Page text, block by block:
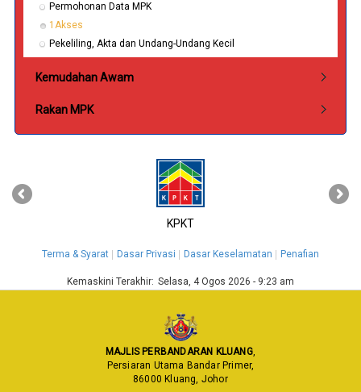
Permohonan Data MPK
1Akses
Pekeliling, Akta dan Undang-Undang Kecil
Kemudahan Awam
Rakan MPK
KPKT
‹ ›
Terma & Syarat Dasar Privasi Dasar Keselamatan Penafian
Kemaskini Terakhir: Selasa, 4 Ogos 2026 - 9:23 am
MAJLIS PERBANDARAN KLUANG,
Persiaran Utama Bandar Primer,
86000 Kluang, Johor